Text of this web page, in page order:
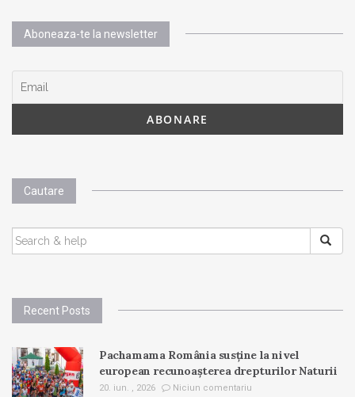
Aboneaza-te la newsletter
Cautare
SEARCH
FOR:
Recent Posts
Pachamama România susține la nivel
european recunoașterea drepturilor Naturii
20. iun. , 2026 Niciun comentariu